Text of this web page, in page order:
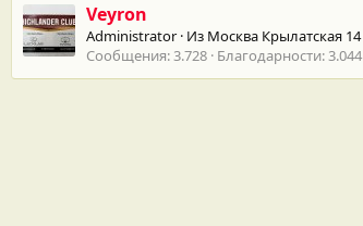
Veyron
Administrator · Из Москва Крылатская 14
Сообщения 3.728 Благодарности 3.044